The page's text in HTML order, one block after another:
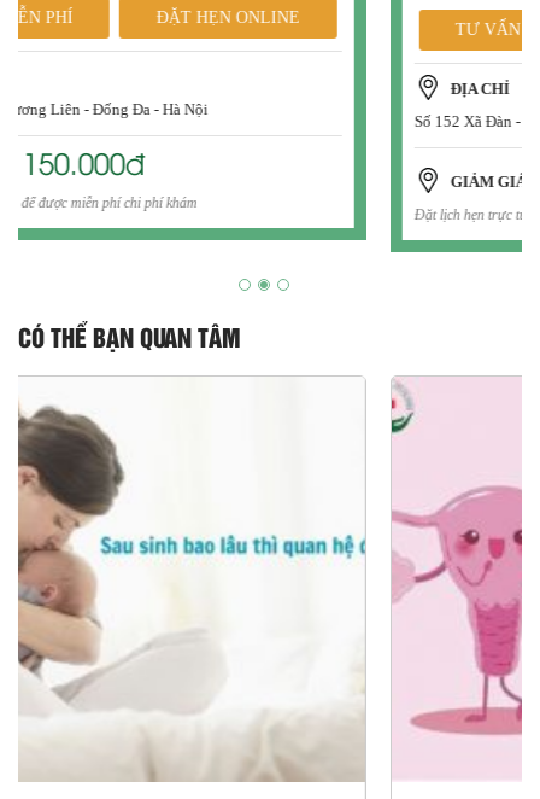
TƯ VẤN MIỄN PHÍ ĐẶT HẸN ONLINE
Số 152 Xã Đàn - Phương Liên - Đống Đa - Hà Nội
GIẢM GIÁ
Đặt lịch hẹn trực tuyến để được miễn phí chi phí khám
CÓ THỂ BẠN QUAN TÂM